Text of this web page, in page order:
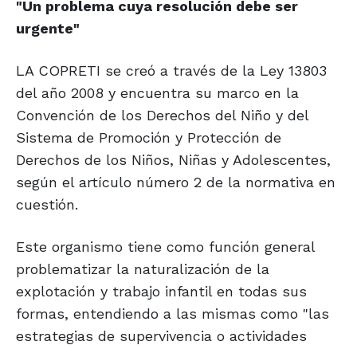
"Un problema cuya resolución debe ser
urgente"
LA COPRETI se creó a través de la Ley 13803
del año 2008 y encuentra su marco en la
Convención de los Derechos del Niño y del
Sistema de Promoción y Protección de
Derechos de los Niños, Niñas y Adolescentes,
según el artículo número 2 de la normativa en
cuestión.
Este organismo tiene como función general
problematizar la naturalización de la
explotación y trabajo infantil en todas sus
formas, entendiendo a las mismas como "las
estrategias de supervivencia o actividades